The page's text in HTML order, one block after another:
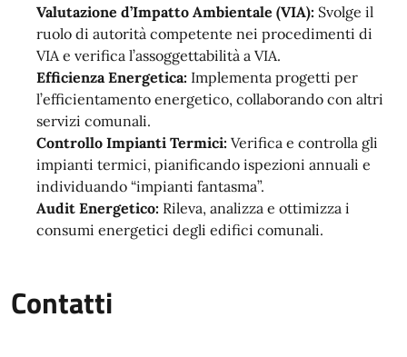
Valutazione d’Impatto Ambientale (VIA): Svolge il
ruolo di autorità competente nei procedimenti di
VIA e verifica l’assoggettabilità a VIA.
Efficienza Energetica: Implementa progetti per
l’efficientamento energetico, collaborando con altri
servizi comunali.
Controllo Impianti Termici: Verifica e controlla gli
impianti termici, pianificando ispezioni annuali e
individuando “impianti fantasma”.
Audit Energetico: Rileva, analizza e ottimizza i
consumi energetici degli edifici comunali.
Contatti